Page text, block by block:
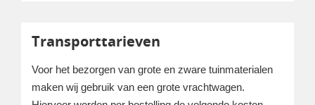
Transporttarieven
Voor het bezorgen van grote en zware tuinmaterialen
maken wij gebruik van een grote vrachtwagen.